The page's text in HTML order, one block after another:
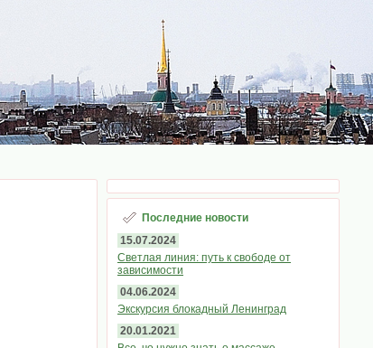
Последние новости
15.07.2024
Светлая линия: путь к свободе от
зависимости
04.06.2024
Экскурсия блокадный Ленинград
20.01.2021